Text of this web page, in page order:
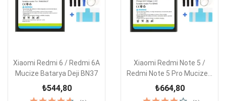
Xiaomi Redmi 6 / Redmi 6A
Mucize Batarya Deji BN37
₺544,80
Xiaomi Redmi Note 5 /
Redmi Note 5 Pro Mucize...
₺664,80